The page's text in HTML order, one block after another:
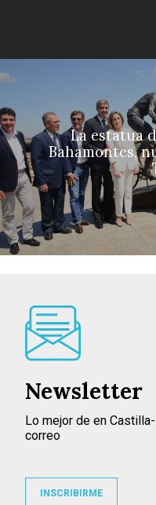
La estatua
Bahamontes,
Newsletter
Lo mejor de en
correo
INSCRIBIRME